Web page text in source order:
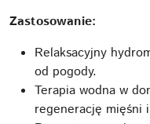
Zastosowanie:
Relaksacyjny
od pogody.
Terapia wodna w
regenerację mięśni